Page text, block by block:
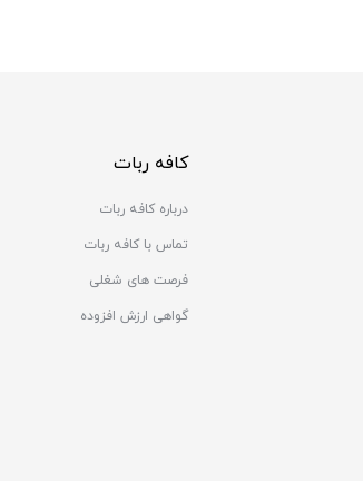
کافه ربات
درباره کافه ربات
تماس با کافه ربات
فرصت های شغلی
گواهی ارزش افزوده